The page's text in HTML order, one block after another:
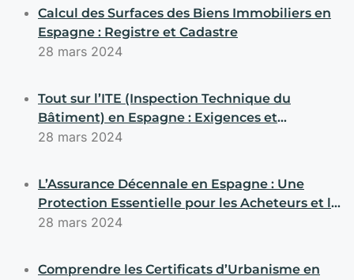
Calcul des Surfaces des Biens Immobiliers en
Espagne : Registre et Cadastre
28 mars 2024
Tout sur l’ITE (Inspection Technique du
Bâtiment) en Espagne : Exigences et
Obligations pour les Acheteurs et les Vendeurs
28 mars 2024
L’Assurance Décennale en Espagne : Une
Protection Essentielle pour les Acheteurs et les
Constructeurs
28 mars 2024
Comprendre les Certificats d’Urbanisme en